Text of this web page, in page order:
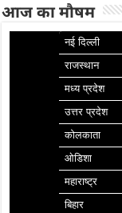
आज का मौषम
नई दिल्ली
राजस्थान
मध्य प्रदेश
उत्तर प्रदेश
कोलकाता
ओडिशा
महाराष्ट्र
बिहार